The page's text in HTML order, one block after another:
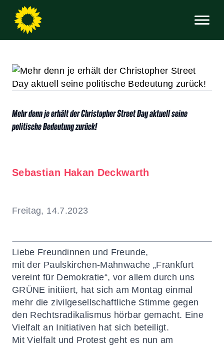
Mehr denn je erhält der Christopher Street Day aktuell seine
politische Bedeutung zurück!
Sebastian Hakan Deckwarth
Freitag, 14.7.2023
Liebe Freundinnen und Freunde,
mit der Paulskirchen-Mahnwache „Frankfurt
vereint für Demokratie“, vor allem durch uns
GRÜNE initiiert, hat sich am Montag einmal
mehr die zivilgesellschaftliche Stimme gegen
den Rechtsradikalismus hörbar gemacht. Eine
Vielfalt an Initiativen hat sich beteiligt.
Mit Vielfalt und Protest geht es nun am